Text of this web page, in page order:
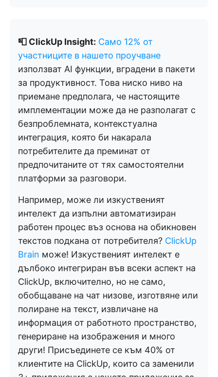
📮 ClickUp Insight: Само 12% от
участниците в нашето проучване
използват AI функции, вградени в пакети
за продуктивност. Това ниско ниво на
приемане предполага, че настоящите
имплементации може да не разполагат с
безпроблемната, контекстуална
интеграция, която би накарала
потребителите да преминат от
предпочитаните от тях самостоятелни
платформи за разговори.
Например, може ли изкуственият
интелект да изпълни автоматизиран
работен процес въз основа на обикновен
текстов подкана от потребителя? ClickUp
Brain може! Изкуственият интелект е
дълбоко интегриран във всеки аспект на
ClickUp, включително, но не само,
обобщаване на чат низове, изготвяне или
полиране на текст, извличане на
информация от работното пространство,
генериране на изображения и много
други! Присъединете се към 40% от
клиентите на ClickUp, които са заменили